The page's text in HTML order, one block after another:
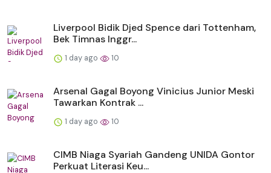
Liverpool Bidik Djed Spence dari Tottenham,
Bek Timnas Inggr...
1 day ago 10
Arsenal Gagal Boyong Vinicius Junior Meski
Tawarkan Kontrak ...
1 day ago 10
CIMB Niaga Syariah Gandeng UNIDA Gontor
Perkuat Literasi Keu...